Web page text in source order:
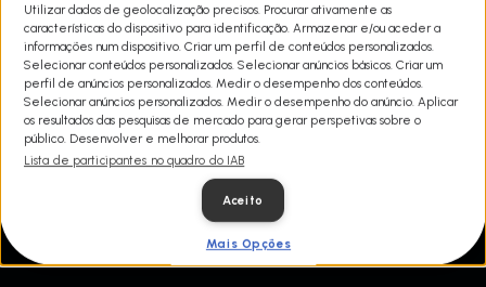
ficar fora de controlo, transformando-se em perigosas cenas de
violência.
Utilizar dados de geolocalização precisos. Procurar ativamente as
características do dispositivo para identificação. Armazenar e/ou aceder a
informações num dispositivo. Criar um perfil de conteúdos personalizados.
Selecionar conteúdos personalizados. Selecionar anúncios básicos. Criar um
perfil de anúncios personalizados. Medir o desempenho dos conteúdos.
Selecionar anúncios personalizados. Medir o desempenho do anúncio. Aplicar
os resultados das pesquisas de mercado para gerar perspetivas sobre o
público. Desenvolver e melhorar produtos.
Lista de participantes no quadro do IAB
Aceito
Mais Opções